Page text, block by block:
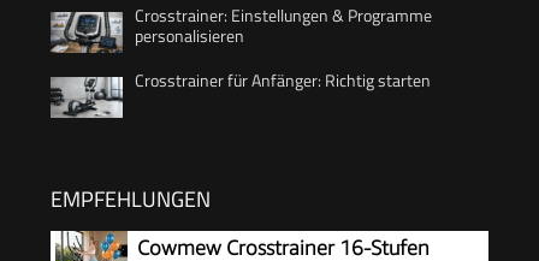
Crosstrainer: Einstellungen & Programme
personalisieren
Crosstrainer für Anfänger: Richtig starten
EMPFEHLUNGEN
Cowmew Crosstrainer 16-Stufen